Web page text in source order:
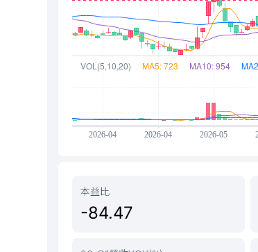
本益比
-84.47